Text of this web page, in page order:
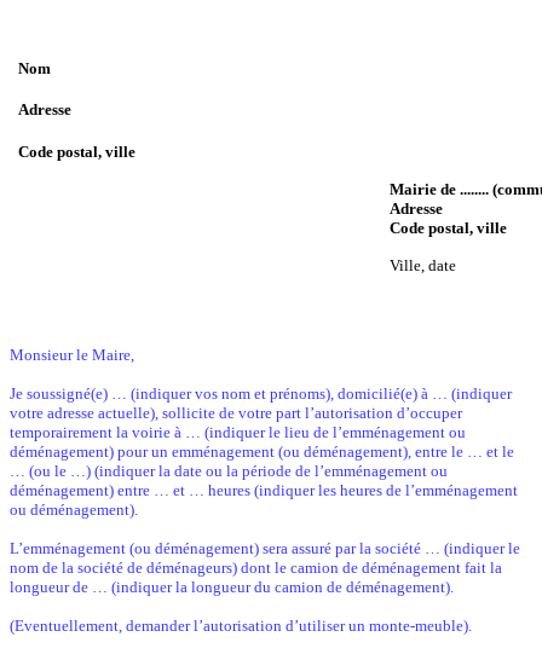
Nom
Adresse
Code postal, ville
Mairie de ........
Adresse
Code postal, ville
Ville, date
Monsieur le Maire,
Je soussigné(e) … (indiquer vos nom et prénoms), domicilié(e) à … (indiquer
votre adresse actuelle), sollicite de votre part l’autorisation d’occuper
temporairement la voirie à … (indiquer le lieu de l’emménagement ou
déménagement) pour un emménagement (ou déménagement), entre le … et le
… (ou le …) (indiquer la date ou la période de l’emménagement ou
déménagement) entre … et … heures (indiquer les heures de l’emménagement
ou déménagement).
L’emménagement (ou déménagement) sera assuré par la société … (indiquer le
nom de la société de déménageurs) dont le camion de déménagement fait la
longueur de … (indiquer la longueur du camion de déménagement).
(Eventuellement, demander l’autorisation d’utiliser un monte-meuble).